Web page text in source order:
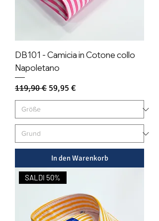
DB101 - Camicia in Cotone collo
Napoletano
Standardpreis
119,90 € Sale-Preis
59,95 €
In den Warenkorb
SALDI 50%